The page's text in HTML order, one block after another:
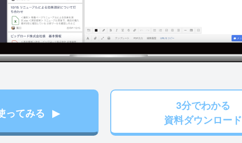
ってみる
3分でわかる
資料ダウンロード